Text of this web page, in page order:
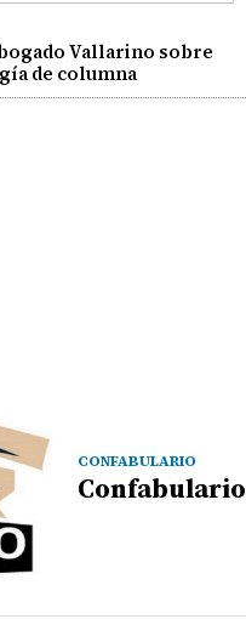
Vallarino sobre
de columna
CONFABULARIO
Confabulario